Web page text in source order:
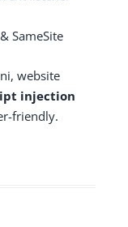
SameSite
website
injection
friendly.